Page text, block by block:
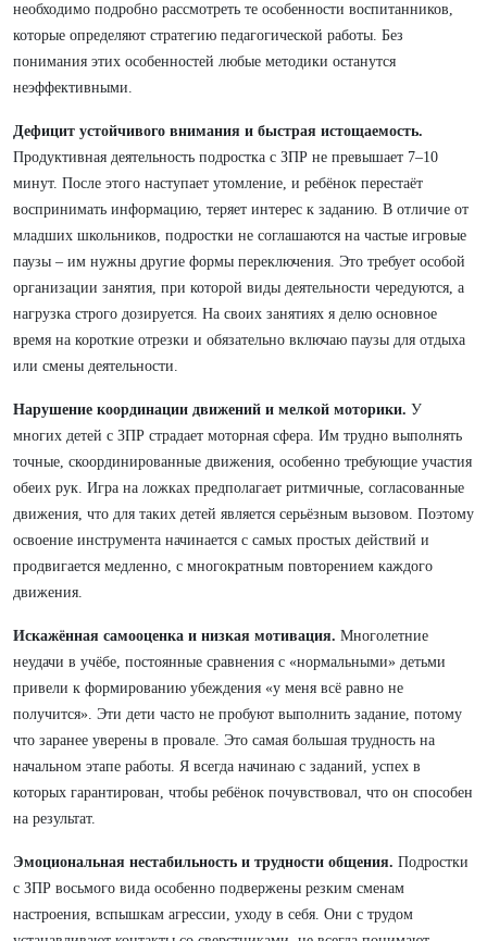
необходимо подробно рассмотреть те особенности воспитанников,
которые определяют стратегию педагогической работы. Без
понимания этих особенностей любые методики останутся
неэффективными.
Дефицит устойчивого внимания и быстрая истощаемость.
Продуктивная деятельность подростка с ЗПР не превышает 7–10
минут. После этого наступает утомление, и ребёнок перестаёт
воспринимать информацию, теряет интерес к заданию. В отличие от
младших школьников, подростки не соглашаются на частые игровые
паузы – им нужны другие формы переключения. Это требует особой
организации занятия, при которой виды деятельности чередуются, а
нагрузка строго дозируется. На своих занятиях я делю основное
время на короткие отрезки и обязательно включаю паузы для отдыха
или смены деятельности.
Нарушение координации движений и мелкой моторики. У
многих детей с ЗПР страдает моторная сфера. Им трудно выполнять
точные, скоординированные движения, особенно требующие участия
обеих рук. Игра на ложках предполагает ритмичные, согласованные
движения, что для таких детей является серьёзным вызовом. Поэтому
освоение инструмента начинается с самых простых действий и
продвигается медленно, с многократным повторением каждого
движения.
Искажённая самооценка и низкая мотивация. Многолетние
неудачи в учёбе, постоянные сравнения с «нормальными» детьми
привели к формированию убеждения «у меня всё равно не
получится». Эти дети часто не пробуют выполнить задание, потому
что заранее уверены в провале. Это самая большая трудность на
начальном этапе работы. Я всегда начинаю с заданий, успех в
которых гарантирован, чтобы ребёнок почувствовал, что он способен
на результат.
Эмоциональная нестабильность и трудности общения. Подростки
с ЗПР восьмого вида особенно подвержены резким сменам
настроения, вспышкам агрессии, уходу в себя. Они с трудом